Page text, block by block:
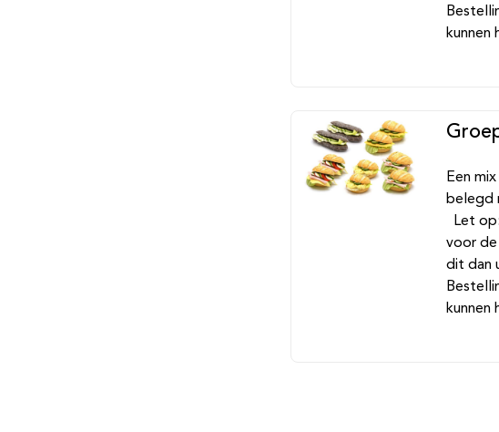
kunnen
Een
belegd
Let
voor
dit dan
kunnen